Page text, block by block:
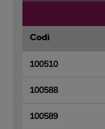
Codi
100510
100588
100589